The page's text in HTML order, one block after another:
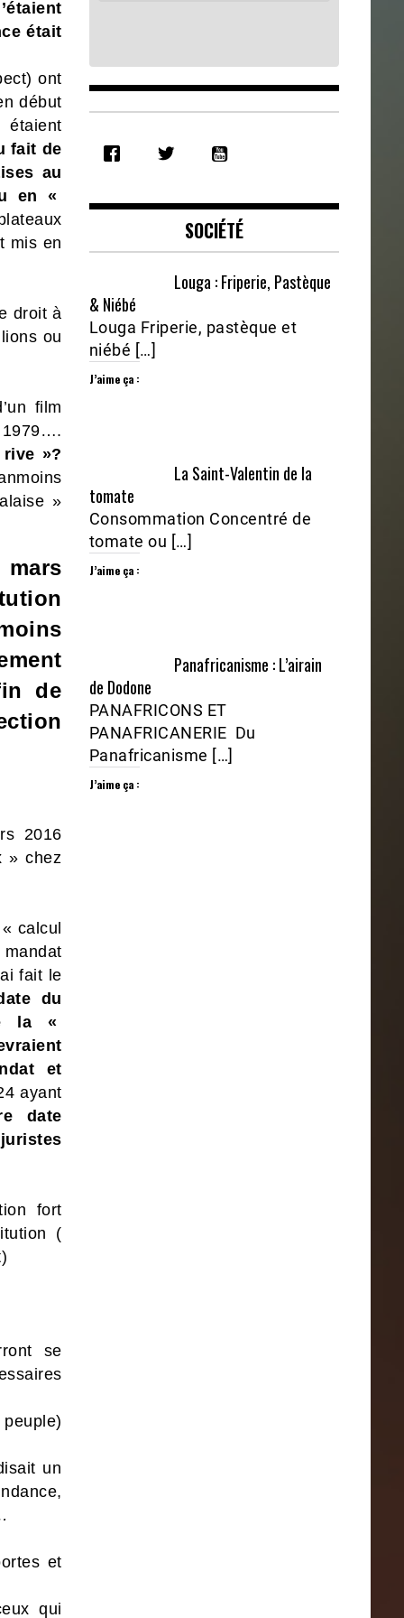
était
ont
début
étaient
fait de
au
en «
mis en
droit à
ou
film
»?
»
de
2016
» chez
calcul
fait le
du
la «
et
ayant
date
fort
(
se
un
et
qui
RSS FEED
EMBED
SOCIÉTÉ
Louga : Friperie, Pastèque
& Niébé
Louga Friperie, pastèque et
niébé […]
J’aime ça :
La Saint-Valentin de la
tomate
Consommation Concentré de
tomate ou […]
J’aime ça :
Panafricanisme : L’airain
de Dodone
PANAFRICONS ET
PANAFRICANERIE Du
Panafricanisme […]
J’aime ça :